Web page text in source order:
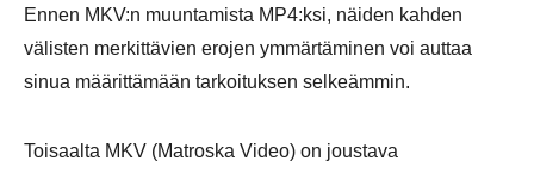
Ennen MKV:n muuntamista MP4:ksi, näiden kahden
välisten merkittävien erojen ymmärtäminen voi auttaa
sinua määrittämään tarkoituksen selkeämmin.
Toisaalta MKV (Matroska Video) on joustava